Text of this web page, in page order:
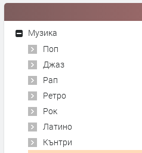
Музика
Поп
Джаз
Рап
Ретро
Рок
Латино
Кънтри